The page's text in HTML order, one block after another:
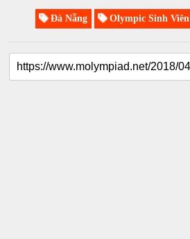
Đà Nẵng Olympic Sinh Viên